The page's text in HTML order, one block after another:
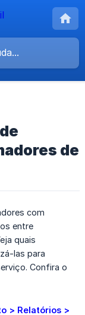
de
com
entre
quais
las para
Confira o
> Relatórios >